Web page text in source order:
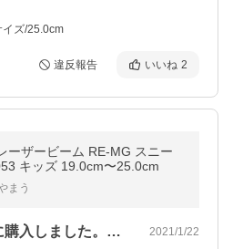
イズ/25.0cm
違反報告 いいね 2
ーザービーム RE-MG スニー
キッズ 19.0cm〜25.0cm
まう
小学校高学年の息子に購入しました。息子… 2021/1/22